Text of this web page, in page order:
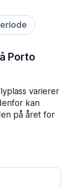
Porto
varierer
kan
på året for